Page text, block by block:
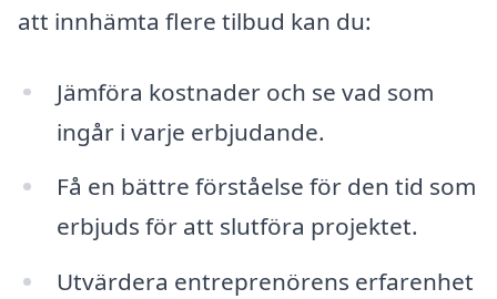
att innhämta flere tilbud kan du:
Jämföra kostnader och se vad som
ingår i varje erbjudande.
Få en bättre förståelse för den tid som
erbjuds för att slutföra projektet.
Utvärdera entreprenörens erfarenhet